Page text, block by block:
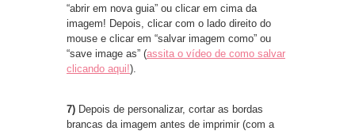
“abrir em nova guia” ou clicar em cima da
imagem! Depois, clicar com o lado direito do
mouse e clicar em “salvar imagem como” ou
“save image as” (assita o vídeo de como salvar
clicando aqui!).
7) Depois de personalizar, cortar as bordas
brancas da imagem antes de imprimir (com a